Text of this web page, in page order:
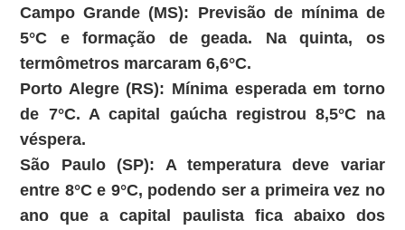
Campo Grande (MS): Previsão de mínima de
5°C e formação de geada. Na quinta, os
termômetros marcaram 6,6°C.
Porto Alegre (RS): Mínima esperada em torno
de 7°C. A capital gaúcha registrou 8,5°C na
véspera.
São Paulo (SP): A temperatura deve variar
entre 8°C e 9°C, podendo ser a primeira vez no
ano que a capital paulista fica abaixo dos